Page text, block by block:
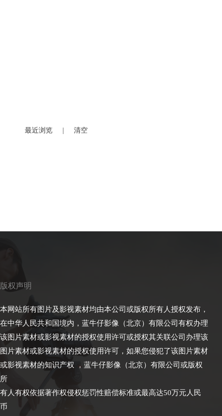
最近浏览 清空
版权声明
本网站所有图片及影视素材均由本公司或版权所有人授权发布，
在中华人民共和国境内，蓝牛仔影像（北京）有限公司有权办理
该图片素材或影视素材的授权使用许可或授权其关联公司办理该
图片素材或影视素材的授权使用许可，如果您侵犯了该图片素材
或影视素材的知识产权 ，蓝牛仔影像（北京）有限公司或版权
所
有人有权依据著作权侵权惩罚性赔偿标准或最高达50万元人民
币